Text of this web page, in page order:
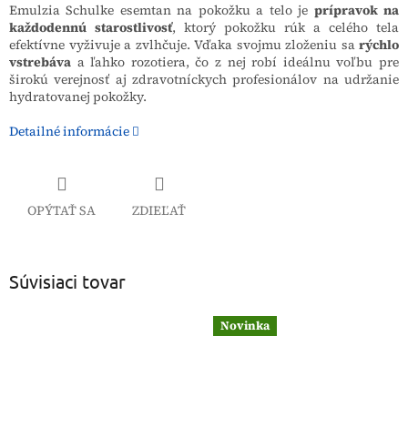
Emulzia Schulke esemtan na pokožku a telo je prípravok na
každodennú starostlivosť, ktorý pokožku rúk a celého tela
efektívne vyživuje a zvlhčuje. Vďaka svojmu zloženiu sa rýchlo
vstrebáva a ľahko rozotiera, čo z nej robí ideálnu voľbu pre
širokú verejnosť aj zdravotníckych profesionálov na udržanie
hydratovanej pokožky.
Detailné informácie
OPÝTAŤ SA ZDIEĽAŤ
Súvisiaci tovar
Novinka